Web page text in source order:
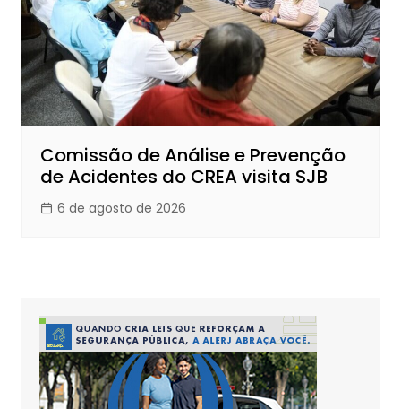
Comissão de Análise e Prevenção
de Acidentes do CREA visita SJB
6 de agosto de 2026